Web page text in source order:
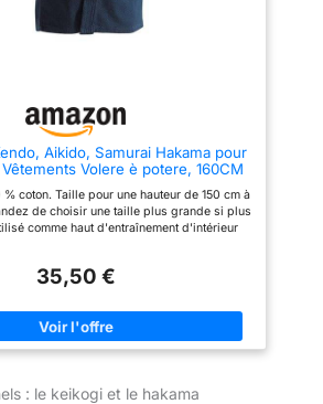
this
slat
with a
off
on
a softer,
slip. The
are all
any bogu
of movement while also looking
great! Simple yet refined, this
kuroro gloss do is a 54 slat
with a tare that ties everything
together. The 8mm stitching on
more malleable waist-band for
the perfect fit that wont slip. The
O-dare and ko-dare are all
stitches to help give the perfect
shape to a vital part of any bogu
Aikido, Samurai Hakama pour
Volere è potere, 160CM
coton. Taille pour une hauteur de 150 cm à
de choisir une taille plus grande si plus
comme haut d'entraînement d'intérieur
doit être mis dans le sac à linge, pratique
des autres vêtements. Livré avec une
de main en coton en cadeau.
35,50 €
: le keikogi et le hakama